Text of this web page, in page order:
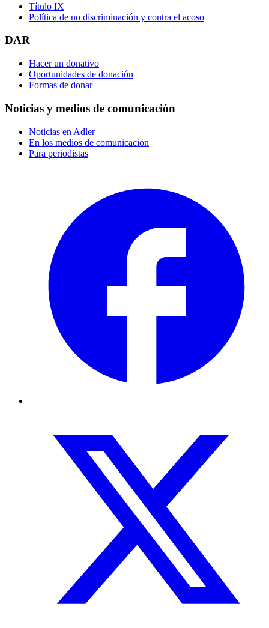
Título IX
Política de no discriminación y contra el acoso
DAR
Hacer un donativo
Oportunidades de donación
Formas de donar
Noticias y medios de comunicación
Noticias en Adler
En los medios de comunicación
Para periodistas